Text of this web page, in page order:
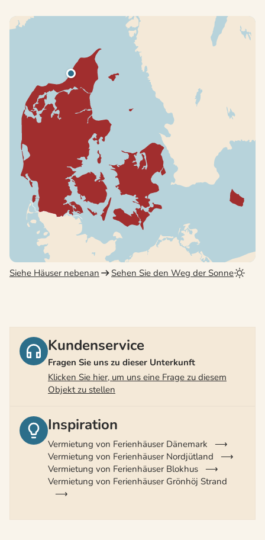
Siehe Häuser nebenan Sehen Sie den Weg der Sonne
Kundenservice
Fragen Sie uns zu dieser Unterkunft
Klicken Sie hier, um uns eine Frage zu diesem
Objekt zu stellen
Inspiration
Vermietung von Ferienhäuser Dänemark
Vermietung von Ferienhäuser Nordjütland
Vermietung von Ferienhäuser Blokhus
Vermietung von Ferienhäuser Grönhöj Strand